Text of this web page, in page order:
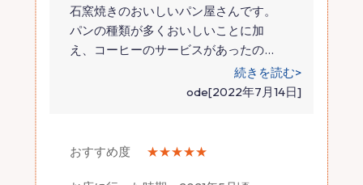
石窯焼きのおいしいパン屋さんです。
パンの種類が多くおいしいことに加
え、コーヒーのサービスがあったの…
続きを読む>
ode[2022年7月14日]
おすすめ度 ★★★★★